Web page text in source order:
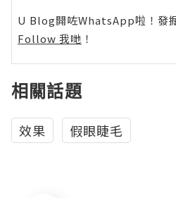
U Blog開咗WhatsApp啦！發
Follow 我哋 ！
相關話題
效果 假眼睫毛